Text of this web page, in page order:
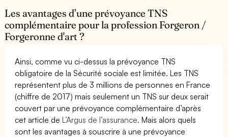
Les avantages d’une prévoyance TNS
complémentaire pour la profession Forgeron /
Forgeronne d'art ?
Ainsi, comme vu ci-dessus la prévoyance TNS
obligatoire de la Sécurité sociale est limitée. Les TNS
représentent plus de 3 millions de personnes en France
(chiffre de 2017) mais seulement un TNS sur deux serait
couvert par une prévoyance complémentaire d’après
cet article deL’Argus de l’assurance. Mais alors quels
sont les avantages à souscrire à une prévoyance